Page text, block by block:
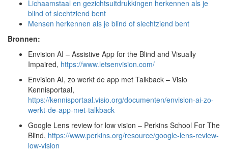
Lichaamstaal en gezichtsuitdrukkingen herkennen als je
blind of slechtziend bent
Mensen herkennen als je blind of slechtziend bent
Bronnen:
Envision AI – Assistive App for the Blind and Visually
Impaired, https://www.letsenvision.com/
Envision AI, zo werkt de app met Talkback – Visio
Kennisportaal,
https://kennisportaal.visio.org/documenten/envision-ai-zo-
werkt-de-app-met-talkback
Google Lens review for low vision – Perkins School For The
Blind, https://www.perkins.org/resource/google-lens-review-
low-vision